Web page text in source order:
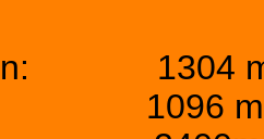
1304
1096 m